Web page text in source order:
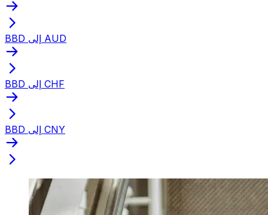
BBD إلى AUD
BBD إلى CHF
BBD إلى CNY